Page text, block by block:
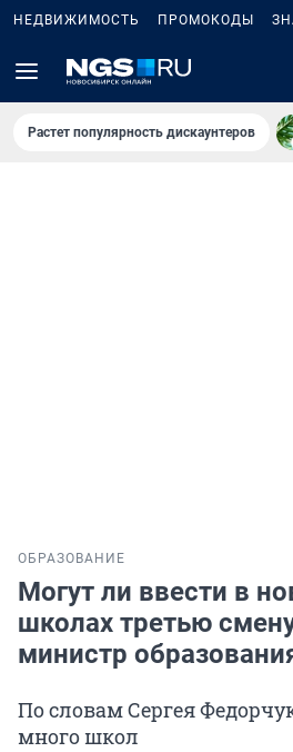
НЕДВИЖИМОСТЬ ПРОМОКОДЫ
Растет популярность дискаунтеров
ОБРАЗОВАНИЕ
Могут ли ввести в
школах третью
министр
По словам Сергея
много школ